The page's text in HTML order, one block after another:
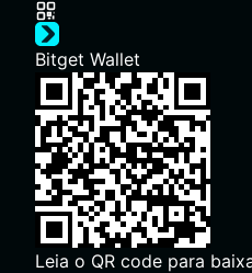
Bitget Wallet
Leia o QR code para